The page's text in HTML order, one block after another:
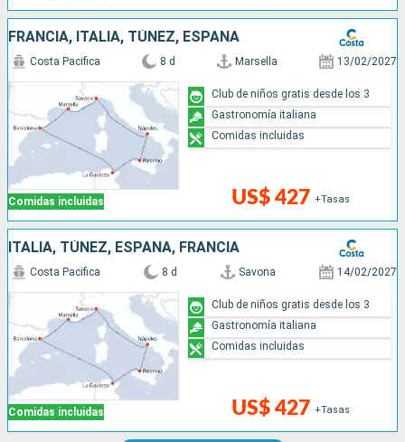
FRANCIA, ITALIA, TÚNEZ, ESPAÑA
Comidas incluidas
Costa Pacifica 8 d Marsella 13/02/2027
US$ 427 +Tasas
Club de niños gratis desde los 3
Gastronomía italiana
Comidas incluidas
ITALIA, TÚNEZ, ESPAÑA, FRANCIA
Comidas incluidas
Costa Pacifica 8 d Savona 14/02/2027
US$ 427 +Tasas
Club de niños gratis desde los 3
Gastronomía italiana
Comidas incluidas